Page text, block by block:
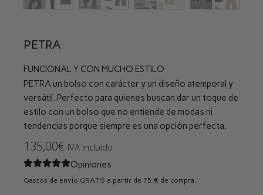
PETRA
FUNCIONAL Y CON MUCHO ESTILO
PETRA un bolso con carácter y un diseño atemporal y
versátil. Perfecto para quienes buscan dar un toque de
estilo con un bolso que no entiende de modas ni
tendencias porque siempre es una opción perfecta.
135,00€ IVA incluido
Opiniones
Gastos de envío GRATIS a partir de 75 € de compra.